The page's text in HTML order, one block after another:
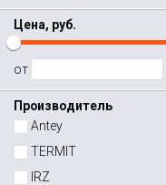
Цена, руб.
от
Производитель
Antey
TERMIT
IRZ